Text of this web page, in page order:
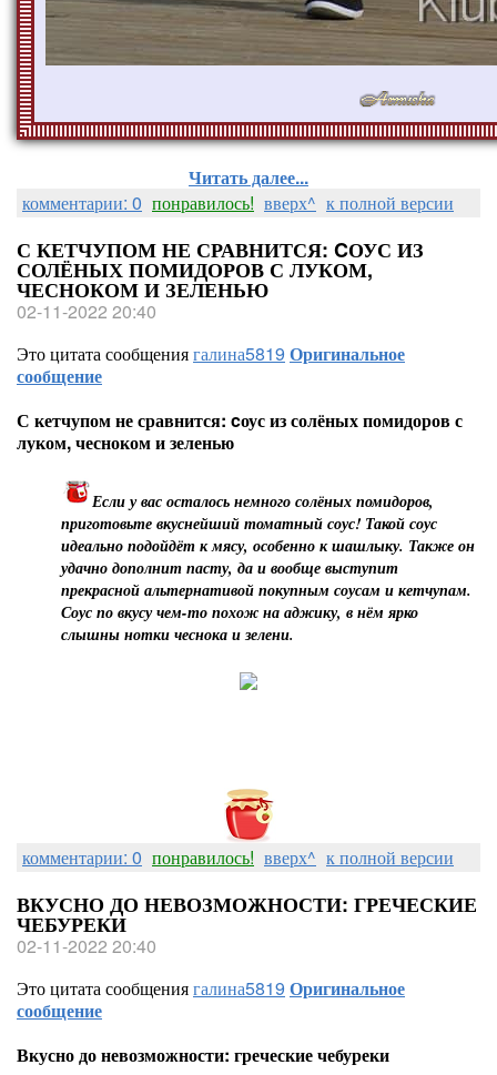
Читать далее...
комментарии: 0 понравилось! вверх^ к полной версии
С КЕТЧУПОМ НЕ СРАВНИТСЯ: CОУС ИЗ
СОЛЁНЫХ ПОМИДОРОВ С ЛУКОМ,
ЧЕСНОКОМ И ЗЕЛЕНЬЮ
02-11-2022 20:40
Это цитата сообщениягалина5819 Оригинальное
сообщение
С кетчупом не сравнится: cоус из солёных помидоров с
луком, чесноком и зеленью
Если у вас осталось немного солёных помидоров,
приготовьте вкуснейший томатный соус! Такой соус
идеально подойдёт к мясу, особенно к шашлыку. Также он
удачно дополнит пасту, да и вообще выступит
прекрасной альтернативой покупным соусам и кетчупам.
Соус по вкусу чем-то похож на аджику, в нём ярко
слышны нотки чеснока и зелени.
комментарии: 0 понравилось! вверх^ к полной версии
ВКУСНО ДО НЕВОЗМОЖНОСТИ: ГРЕЧЕСКИЕ
ЧЕБУРЕКИ
02-11-2022 20:40
Это цитата сообщениягалина5819 Оригинальное
сообщение
Вкусно до невозможности: греческие чебуреки